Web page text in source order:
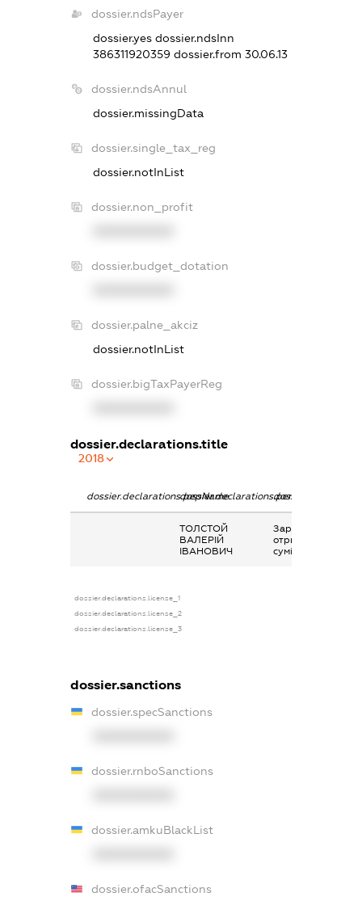
dossier.ndsPayer
dossier.yesdossier.ndsInn
386311920359dossier.from 30.06.13
dossier.ndsAnnul
dossier.missingData
dossier.single_tax_reg
dossier.notInList
dossier.non_profit
dossier.budget_dotation
dossier.palne_akciz
dossier.notInList
dossier.bigTaxPayerReg
dossier.declarations.title
2018
dossier.declarations.pepNamedossier.declarations.personName
ТОЛСТОЙ
ВАЛЕРІЙ
ІВАНОВИЧ
Заробітна плата
отримана за
сумісництвом
dossier.declarations.license_1
dossier.declarations.license_2
dossier.declarations.license_3
dossier.sanctions
dossier.specSanctions
dossier.rnboSanctions
dossier.amkuBlackList
dossier.ofacSanctions